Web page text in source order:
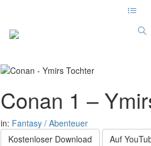
Conan 1 –
in: Fantasy / Abenteuer
Kostenloser Download
Auf